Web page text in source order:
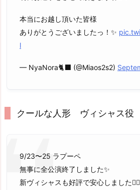
本当にお越し頂いた皆様
ありがとうございましたっ！✨
l
— NyaNora🐈‍⬛ (@Miaos2s2)
クールな人形 ヴィシャス役
9/23〜25 ラプーペ
無事に全公演終了しました✨
新ヴィシャスも好評で安心しました😮‍💨